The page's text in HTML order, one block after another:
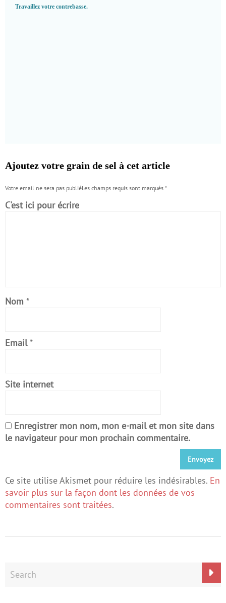
Travaillez votre contrebasse.
Ajoutez votre grain de sel à cet article
Votre email ne sera pas publiéLes champs requis sont marqués *
C'est ici pour écrire
Nom *
Email *
Site internet
Enregistrer mon nom, mon e-mail et mon site dans
le navigateur pour mon prochain commentaire.
Ce site utilise Akismet pour réduire les indésirables. En
savoir plus sur la façon dont les données de vos
commentaires sont traitées.